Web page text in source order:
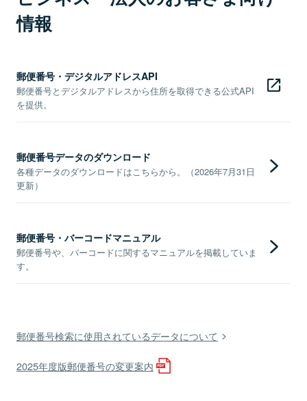
情報
郵便番号・デジタルアドレスAPI
郵便番号とデジタルアドレスから住所を取得できる公式API
を提供。
郵便番号データのダウンロード
各種データのダウンロードはこちらから。（2026年7月31日
更新）
郵便番号・バーコードマニュアル
郵便番号や、バーコードに関するマニュアルを掲載していま
す。
郵便番号検索に使用されているデータについて
2025年度版郵便番号の変更案内